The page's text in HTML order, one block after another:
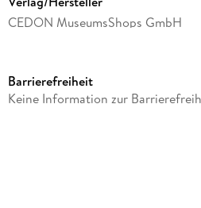
CEDON MuseumsShops GmbH
Gewicht
Barrierefreiheit
Keine Information zur